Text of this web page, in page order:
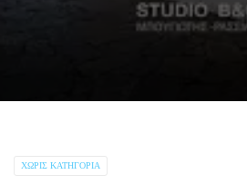
ΧΩΡΊΣ ΚΑΤΗΓΟΡΊΑ